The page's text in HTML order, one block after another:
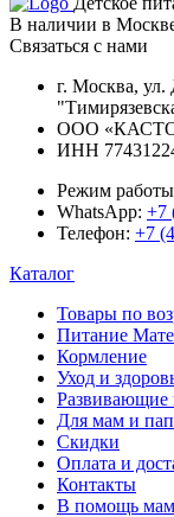
В наличии в
Связаться с нами
г. Москва, ул.
ООО
ИНН
Режим
WhatsApp: +7
Телефон: +7
Каталог
Товары по
Питание
Кормление
Уход и
Развивающие
Для мам и пап
Скидки
Оплата и
Контакты
В помощь